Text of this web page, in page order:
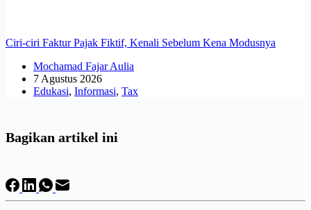
Ciri-ciri Faktur Pajak Fiktif, Kenali Sebelum Kena Modusnya
Mochamad Fajar Aulia
7 Agustus 2026
Edukasi, Informasi, Tax
Bagikan artikel ini